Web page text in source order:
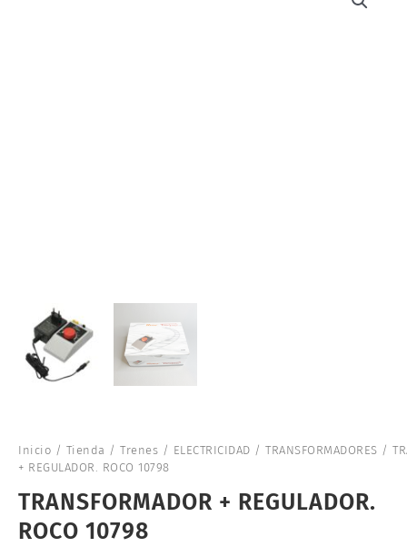
Inicio / Tienda / Trenes / ELECTRICIDAD / TRANSFORMADORES /
+ REGULADOR. ROCO 10798
TRANSFORMADOR + REGULADOR.
ROCO 10798